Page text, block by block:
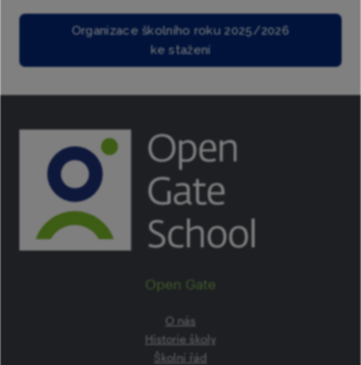
Organizace školního roku 2025/2026
ke stažení
Open Gate
O nás
Historie školy
Školní řád